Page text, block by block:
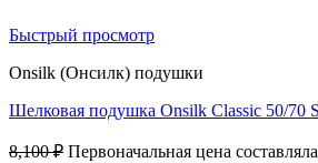
Быстрый просмотр
Onsilk (Онсилк) подушки
Шелковая подушка Onsilk Classic 50/70
8,100₽ Первоначальная цена составляла